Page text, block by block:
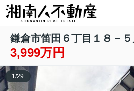
鎌倉市笛田６丁目１８－
3,999万円
1/29